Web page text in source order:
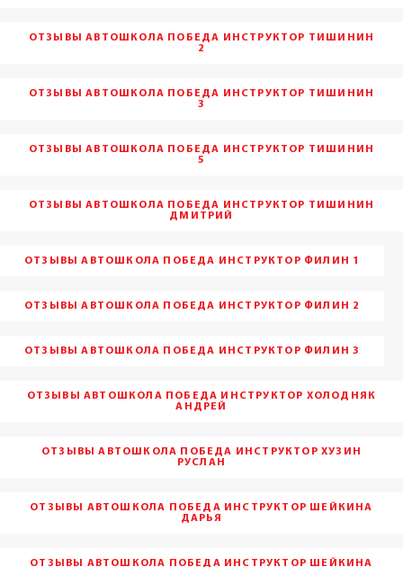
ОТЗЫВЫ АВТОШКОЛА ПОБЕДА ИНСТРУКТОР ТИШИНИН
2
ОТЗЫВЫ АВТОШКОЛА ПОБЕДА ИНСТРУКТОР ТИШИНИН
3
ОТЗЫВЫ АВТОШКОЛА ПОБЕДА ИНСТРУКТОР ТИШИНИН
5
ОТЗЫВЫ АВТОШКОЛА ПОБЕДА ИНСТРУКТОР ТИШИНИН
ДМИТРИЙ
ОТЗЫВЫ АВТОШКОЛА ПОБЕДА ИНСТРУКТОР ФИЛИН 1
ОТЗЫВЫ АВТОШКОЛА ПОБЕДА ИНСТРУКТОР ФИЛИН 2
ОТЗЫВЫ АВТОШКОЛА ПОБЕДА ИНСТРУКТОР ФИЛИН 3
ОТЗЫВЫ АВТОШКОЛА ПОБЕДА ИНСТРУКТОР ХОЛОДНЯК
АНДРЕЙ
ОТЗЫВЫ АВТОШКОЛА ПОБЕДА ИНСТРУКТОР ХУЗИН
РУСЛАН
ОТЗЫВЫ АВТОШКОЛА ПОБЕДА ИНСТРУКТОР ШЕЙКИНА
ДАРЬЯ
ОТЗЫВЫ АВТОШКОЛА ПОБЕДА ИНСТРУКТОР ШЕЙКИНА